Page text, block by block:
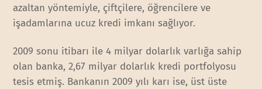
azaltan yöntemiyle, çiftçilere, öğrencilere ve
işadamlarına ucuz kredi imkanı sağlıyor.
2009 sonu itibarı ile 4 milyar dolarlık varlığa sahip
olan banka, 2,67 milyar dolarlık kredi portfolyosu
tesis etmiş. Bankanın 2009 yılı karı ise, üst üste